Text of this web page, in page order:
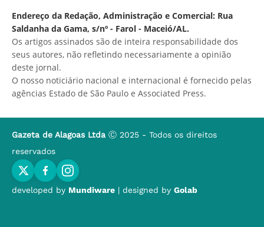
Endereço da Redação, Administração e Comercial: Rua
Saldanha da Gama, s/nº - Farol - Maceió/AL.
Os artigos assinados são de inteira responsabilidade dos
seus autores, não refletindo necessariamente a opinião
deste jornal.
O nosso noticiário nacional e internacional é fornecido pelas
agências Estado de São Paulo e Associated Press.
Gazeta de Alagoas Ltda Ⓒ 2025 - Todos os direitos
reservados
developed by Mundiware | designed by Golab